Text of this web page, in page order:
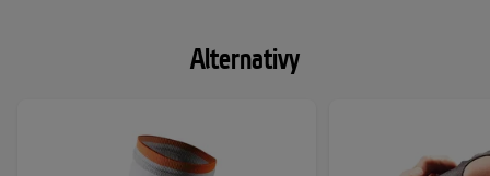
Alternativy